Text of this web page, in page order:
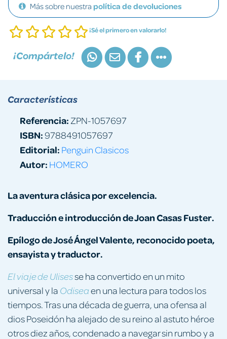
Más sobre nuestra política de devoluciones
¡Sé el primero en valorarlo!
¡Compártelo!
La aventura clásica por excelencia.
Traducción e introducción de Joan Casas Fuster.
Epílogo de José Ángel Valente, reconocido poeta,
ensayista y traductor.
El viaje de Ulisesse ha convertido en un mito
universal y la Odiseaen una lectura para todos los
tiempos. Tras una década de guerra, una ofensa al
dios Poseidón ha alejado de su reino al astuto héroe
otros diez años, condenado a navegar sin rumbo y a
Características
Referencia: ZPN-1057697
ISBN:9788491057697
Editorial: Penguin Clasicos
Autor: HOMERO